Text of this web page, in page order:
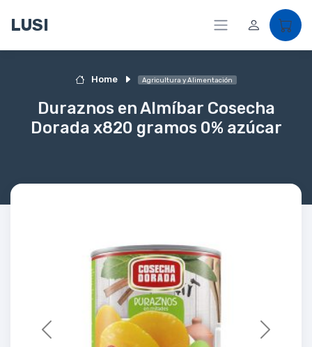
LUSI
Home Agricultura y Alimentación
Duraznos en Almíbar Cosecha
Dorada x820 gramos 0% azúcar
Previous Next